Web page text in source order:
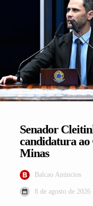
Senador
candidatura ao
Minas
Balcao Anúncios
8 de agosto de 2026